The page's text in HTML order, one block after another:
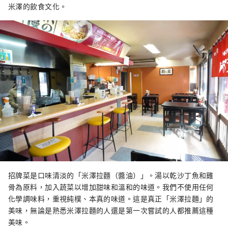
米澤的飲食文化。
招牌菜是口味清淡的「米澤拉麵（醬油）」。湯以乾沙丁魚和雞
骨為原料，加入蔬菜以增加甜味和溫和的味道。我們不使用任何
化學調味料，重視純樸、本真的味道。這是真正「米澤拉麵」的
美味，無論是熟悉米澤拉麵的人還是第一次嘗試的人都推薦這種
美味。